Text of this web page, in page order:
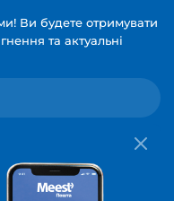
Ви будете отримувати
та актуальні